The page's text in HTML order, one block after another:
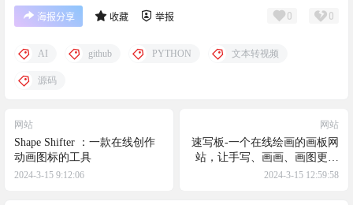
海报分享 收藏 举报 0 0
AI github PYTHON 文本转视频
源码
网站
Shape Shifter ：一款在线创作
动画图标的工具
2024-3-15 9:12:06
网站
速写板-一个在线绘画的画板网
站，让手写、画画、画图更快
捷高效
2024-3-15 12:59:58